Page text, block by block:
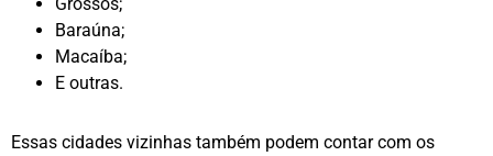
Baraúna;
Macaíba;
E outras.
Essas cidades vizinhas também podem contar com os